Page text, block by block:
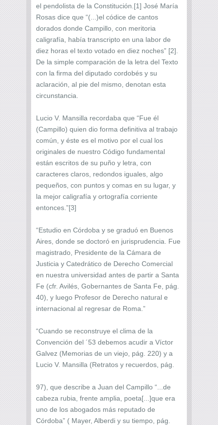
el pendolista de la Constitución.[1] José María
Rosas dice que “(...)el códice de cantos
dorados donde Campillo, con meritoria
caligrafía, había transcripto en una labor de
diez horas el texto votado en diez noches” [2].
De la simple comparación de la letra del Texto
con la firma del diputado cordobés y su
aclaración, al pie del mismo, denotan esta
circunstancia.
Lucio V. Mansilla recordaba que “Fue él
(Campillo) quien dio forma definitiva al trabajo
común, y éste es el motivo por el cual los
originales de nuestro Código fundamental
están escritos de su puño y letra, con
caracteres claros, redondos iguales, algo
pequeños, con puntos y comas en su lugar, y
la mejor caligrafía y ortografía corriente
entonces.”[3]
“Estudio en Córdoba y se graduó en Buenos
Aires, donde se doctoró en jurisprudencia. Fue
magistrado, Presidente de la Cámara de
Justicia y Catedrático de Derecho Comercial
en nuestra universidad antes de partir a Santa
Fe (cfr. Avilés, Gobernantes de Santa Fe, pág.
40), y luego Profesor de Derecho natural e
internacional al regresar de Roma.”
“Cuando se reconstruye el clima de la
Convención del ´53 debemos acudir a Víctor
Galvez (Memorias de un viejo, pág. 220) y a
Lucio V. Mansilla (Retratos y recuerdos, pág.
97), que describe a Juan del Campillo “...de
cabeza rubia, frente amplia, poeta[...]que era
uno de los abogados más reputado de
Córdoba” ( Mayer, Alberdi y su tiempo, pág.